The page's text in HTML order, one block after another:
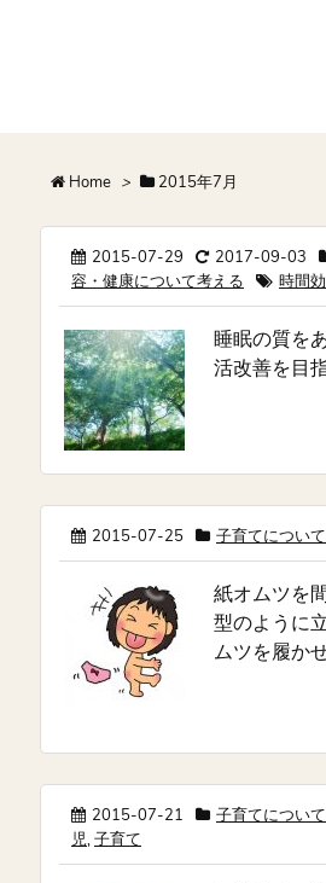
Home > 2015年7月
2015-07-29 2017-09-03
容・健康について考える
時間
睡眠の質を
活改善を目
2015-07-25 子育てについ
紙オムツを
型のように
ムツを履か
2015-07-21 子育てについ
児,子育て